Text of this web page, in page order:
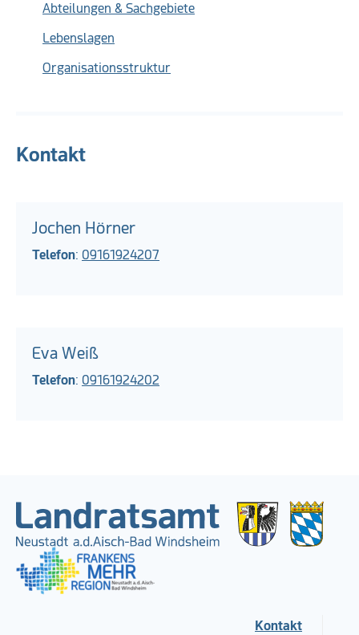
Abteilungen & Sachgebiete
Lebenslagen
Organisationsstruktur
Kontakt
Jochen Hörner
Telefon: 09161924207
Eva Weiß
Telefon: 09161924202
Kontakt